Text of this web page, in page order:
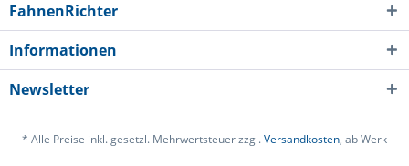
FahnenRichter
Informationen
Newsletter
* Alle Preise inkl. gesetzl. Mehrwertsteuer zzgl.Versandkosten, ab Werk